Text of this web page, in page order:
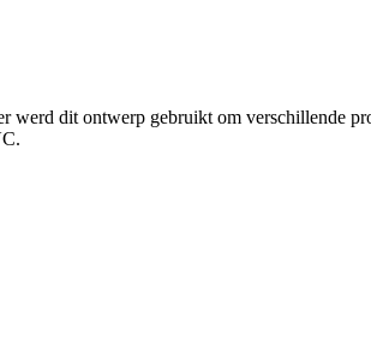
dit ontwerp gebruikt om verschillende